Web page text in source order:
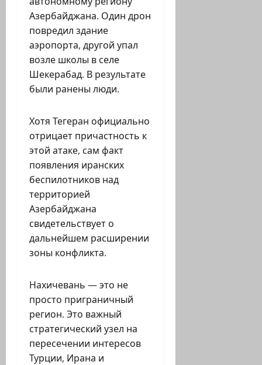
Азербайджана. Один дрон
повредил здание
аэропорта, другой упал
возле школы в селе
Шекерабад. В результате
были ранены люди.
Хотя Тегеран официально
отрицает причастность к
этой атаке, сам факт
появления иранских
беспилотников над
территорией
Азербайджана
свидетельствует о
дальнейшем расширении
зоны конфликта.
Нахичевань — это не
просто приграничный
регион. Это важный
стратегический узел на
пересечении интересов
Турции, Ирана и